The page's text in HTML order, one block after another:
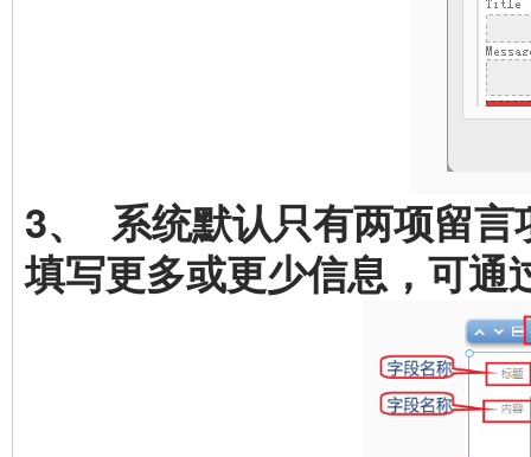
3、 系统默认只有两项留言
填写更多或更少信息，可通